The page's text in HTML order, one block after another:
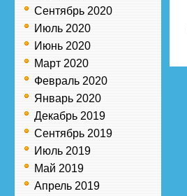
Сентябрь 2020
Июль 2020
Июнь 2020
Март 2020
Февраль 2020
Январь 2020
Декабрь 2019
Сентябрь 2019
Июль 2019
Май 2019
Апрель 2019